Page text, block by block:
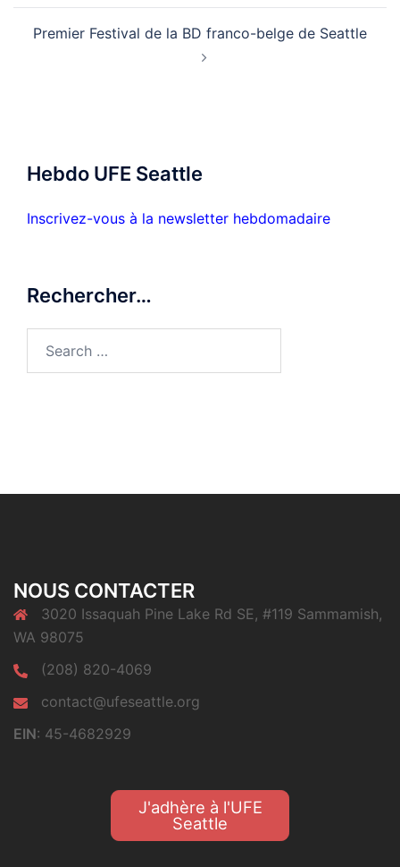
Premier Festival de la BD franco-belge de Seattle
Hebdo UFE Seattle
Inscrivez-vous à la newsletter hebdomadaire
Rechercher…
NOUS CONTACTER
3020 Issaquah Pine Lake Rd SE, #119 Sammamish,
WA 98075
(208) 820-4069
contact@ufeseattle.org
EIN: 45-4682929
J'adhère à l'UFE
Seattle